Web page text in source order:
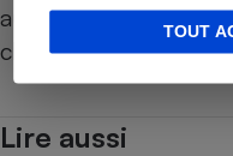
TOUT
augmentation (voire
changer de tranche
Lire aussi